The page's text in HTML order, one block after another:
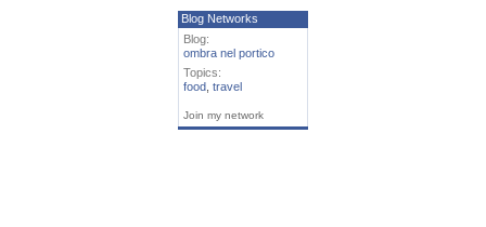
Blog Networks
Blog:
ombra nel portico
Topics:
food travel
Join my network